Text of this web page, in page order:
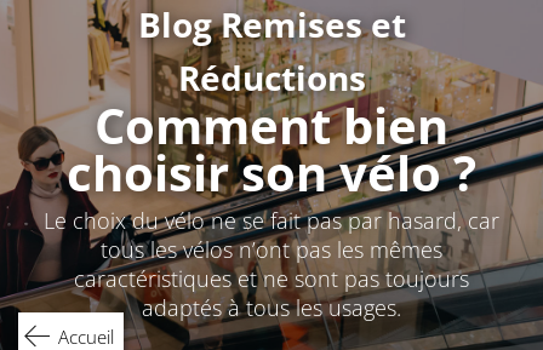
Blog Remises et
Réductions
Comment bien
choisir son vélo ?
Le choix du vélo ne se fait pas par hasard, car
tous les vélos n’ont pas les mêmes
caractéristiques et ne sont pas toujours
adaptés à tous les usages.
Accueil